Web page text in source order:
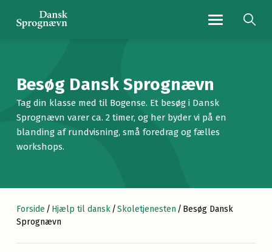
Navigationsmenu
Besøg Dansk Sprognævn
Tag din klasse med til Bogense. Et besøg i Dansk
Sprognævn varer ca. 2 timer, og her byder vi på en
blanding af rundvisning, små foredrag og fælles
workshops.
Forside / Hjælp til dansk/Skoletjenesten / Besøg Dansk
Sprognævn